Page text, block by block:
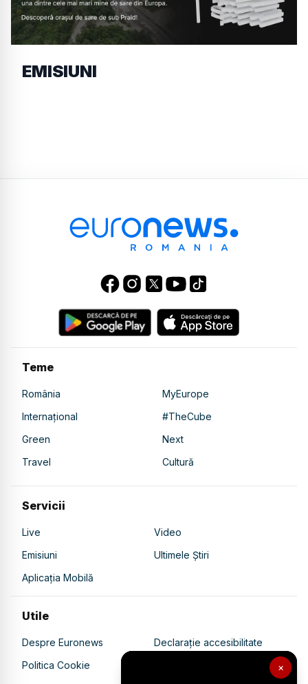
×
EMISIUNI
Teme
România
MyEurope
Internațional
#TheCube
Green
Next
Travel
Cultură
Servicii
Live
Video
Emisiuni
Ultimele Știri
Aplicația Mobilă
Utile
Despre Euronews
Declarație accesibilitate
Politica Cookie
Politica de confidențialitate